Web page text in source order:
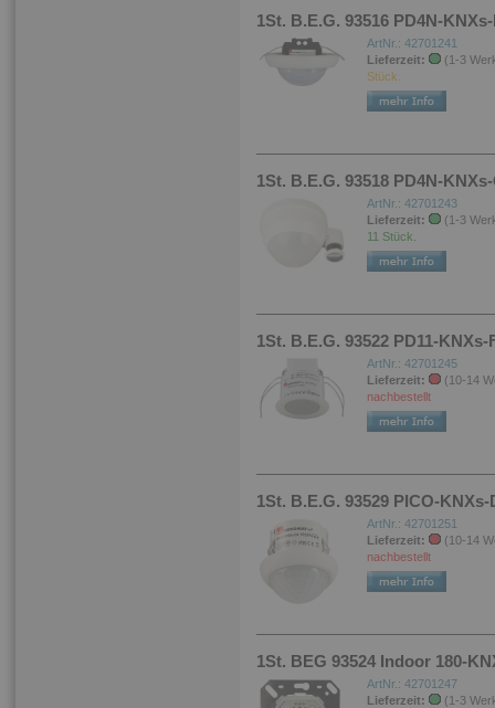
1St. B.E.G. 93516 PD4N-
ArtNr.: 42701241
Lieferzeit:
(1-3
Stück.
1St. B.E.G. 93518 PD4N-
ArtNr.: 42701243
Lieferzeit:
(1-3
11 Stück.
1St. B.E.G. 93522 PD11-
ArtNr.: 42701245
Lieferzeit:
(10-14
nachbestellt
1St. B.E.G. 93529 PICO-
ArtNr.: 42701251
Lieferzeit:
(10-14
nachbestellt
1St. BEG 93524 Indoor 180-
ArtNr.: 42701247
Lieferzeit:
(1-3